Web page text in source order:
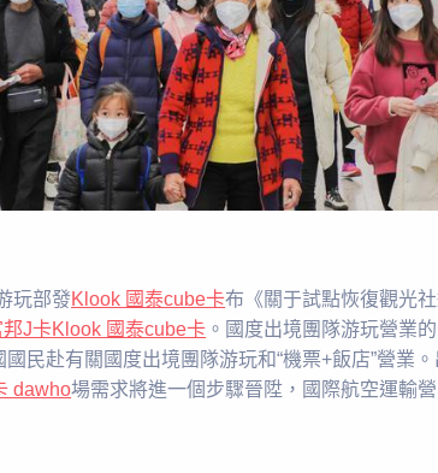
玩部發Klook 國泰cube卡布《關于試點恢復觀光
J卡Klook 國泰cube卡 。國度出境團隊游玩營業
民赴有關國度出境團隊游玩和“機票+飯店”營業
dawho場需求將進一個步驟晉陞，國際航空運輸